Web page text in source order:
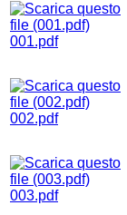
001.pdf
002.pdf
003.pdf